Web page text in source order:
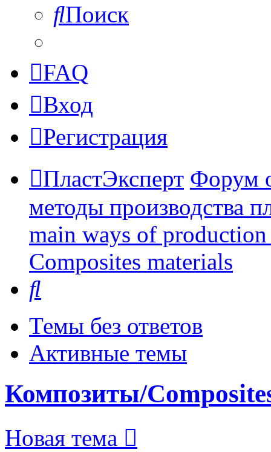
Поиск
FAQ
Вход
Регистрация
ПластЭксперт Форум
методы производства
main ways of
Сomposites materials
Темы без ответов
Активные темы
Композиты/
Новая тема